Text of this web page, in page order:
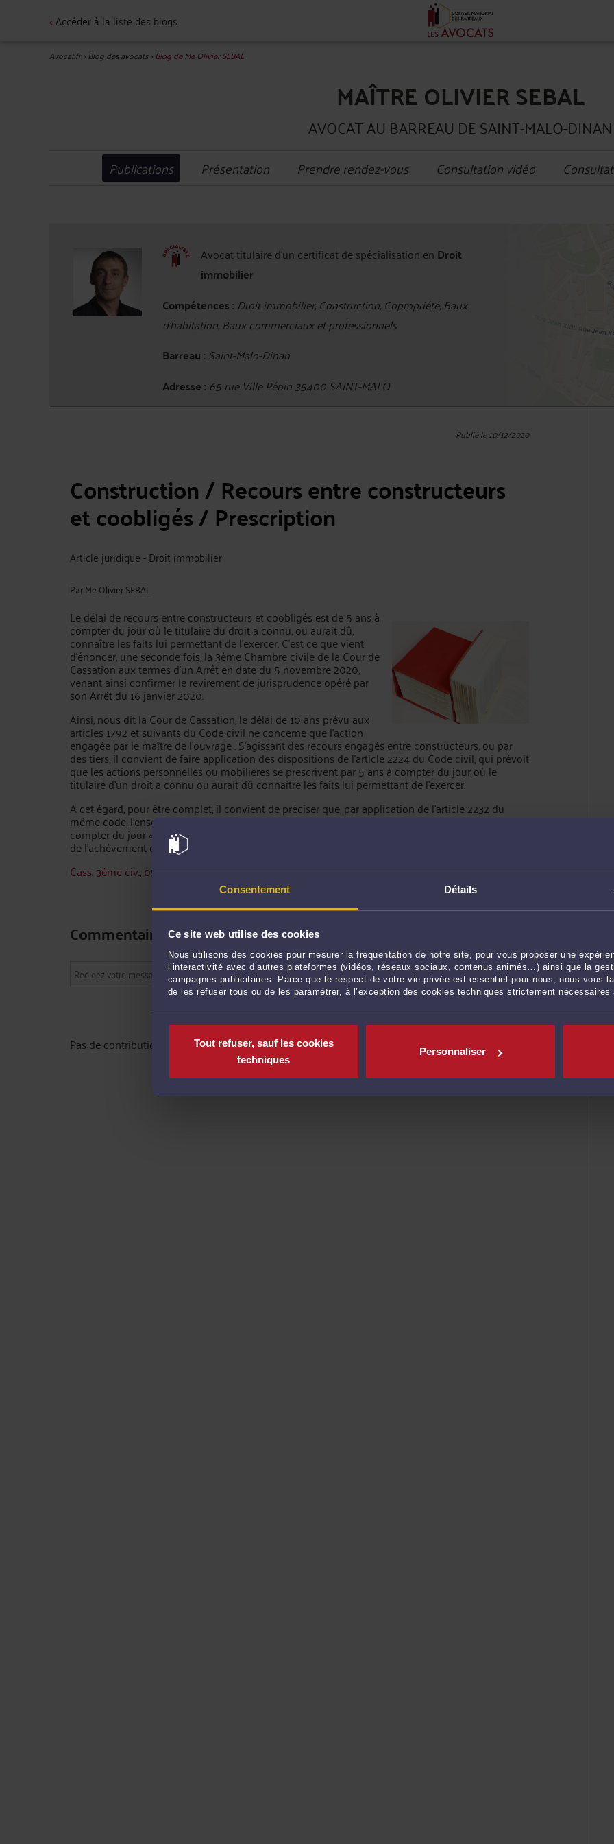
Consentement Détails
Ce site web utilise des cookies
Nous utilisons des cookies pour mesurer la fréquentation de notre site, pour vous proposer une
l’interactivité avec d’autres plateformes (vidéos, réseaux sociaux, contenus animés…) ainsi que la
campagnes publicitaires. Parce que le respect de votre vie privée est essentiel pour nous, nous vous
de les refuser tous ou de les paramétrer, à l’exception des cookies techniques strictement nécessaires
Tout refuser, sauf les cookies
techniques
Personnaliser
<Accéder à la liste des blogs
Avocat.fr>Blog des avocats>Blog de Me Olivier SEBAL
MAÎTRE OLIVIER SEBAL
AVOCAT AU BARREAU DE SAINT-MALO-DINAN
Publications Présentation Prendre rendez-vous Consultation vidéo
Avocat titulaire d'un certificat de spécialisation en Droit
immobilier
Compétences : Droit immobilier, Construction, Copropriété, Baux
d'habitation, Baux commerciaux et professionnels
Barreau : Saint-Malo-Dinan
Adresse : 65 rue Ville Pépin 35400 SAINT-MALO
Publié le 10/12/2020
Construction / Recours entre constructeurs
et coobligés / Prescription
Article juridique - Droit immobilier
ParMe Olivier SEBAL
Le délai de recours entre constructeurs et coobligés est de 5 ans à
compter du jour où le titulaire du droit a connu, ou aurait dû,
connaître les faits lui permettant de l'exercer. C'est ce que vient
d'énoncer, une seconde fois, la 3ème Chambre civile de la Cour de
Cassation aux termes d'un Arrêt en date du 5 novembre 2020,
venant ainsi confirmer le revirement de jurisprudence opéré par
son Arrêt du 16 janvier 2020.
Ainsi, nous dit la Cour de Cassation, le délai de 10 ans prévu aux
articles 1792 et suivants du Code civil ne concerne que l'action
engagée par le maître de l'ouvrage . S'agissant des recours engagés entre constructeurs, ou par
des tiers, il convient de faire application des dispositions de l'article 2224 du Code civil, qui prévoit
que les actions personnelles ou mobilières se prescrivent par 5 ans à compter du jour où le
titulaire d'un droit a connu ou aurait dû connaître les faits lui permettant de l'exercer.
A cet égard, pour être complet, il convient de préciser que, par application de l'article 2232 du
même code, l'ensemble de ces actions ne peuvent être engagées au-delà d'un délai de 20 ans, à
compter du jour « de la naissance du droit », autrement dit, en matière de construction, à compter
de l'achèvement des travaux.
Cass. 3ème civ., 05/11/2020, Pourvoi n° 19-20.237
Commentaires
ENVOYER
Pas de contribution, soyez le premier